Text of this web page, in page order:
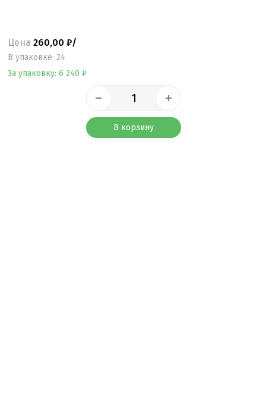
Цена 260,00 ₽/
B упаковке: 24
За упаковку: 6 240 ₽
В корзину